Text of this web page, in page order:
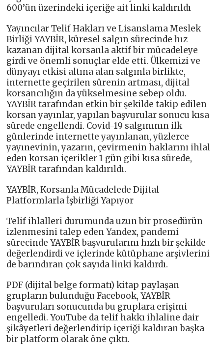
600’ün üzerindeki içeriğe ait linki kaldırıldı
Yayıncılar Telif Hakları ve Lisanslama Meslek
Birliği YAYBİR, küresel salgın sürecinde hız
kazanan dijital korsanla aktif bir mücadeleye
girdi ve önemli sonuçlar elde etti. Ülkemizi ve
dünyayı etkisi altına alan salgınla birlikte,
internette geçirilen sürenin artması, dijital
korsancılığın da yükselmesine sebep oldu.
YAYBİR tarafından etkin bir şekilde takip edilen
korsan yayınlar, yapılan başvurular sonucu kısa
sürede engellendi. Covid-19 salgınının ilk
günlerinde internette yayınlanan, yüzlerce
yayınevinin, yazarın, çevirmenin haklarını ihlal
eden korsan içerikler 1 gün gibi kısa sürede,
YAYBİR tarafından kaldırıldı.
YAYBİR, Korsanla Mücadelede Dijital
Platformlarla İşbirliği Yapıyor
Telif ihlalleri durumunda uzun bir prosedürün
izlenmesini talep eden Yandex, pandemi
sürecinde YAYBİR başvurularını hızlı bir şekilde
değerlendirdi ve içlerinde kütüphane arşivlerini
de barındıran çok sayıda linki kaldırdı.
PDF (dijital belge formatı) kitap paylaşan
grupların bulunduğu Facebook, YAYBİR
başvuruları sonucunda bu gruplara erişimi
engelledi. YouTube da telif hakkı ihlaline dair
şikâyetleri değerlendirip içeriği kaldıran başka
bir platform olarak öne çıktı.